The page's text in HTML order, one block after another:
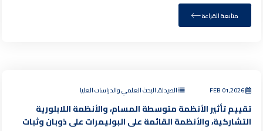
متابعة القراءة
FEB 01,2026 الصيدلة, البحث العلمي والدراسات العليا
تقييم تأثير الأنظمة متوسطة المسام، والأنظمة اللابلورية
التشاركية، والأنظمة القائمة على البوليمرات على ذوبان وثبات